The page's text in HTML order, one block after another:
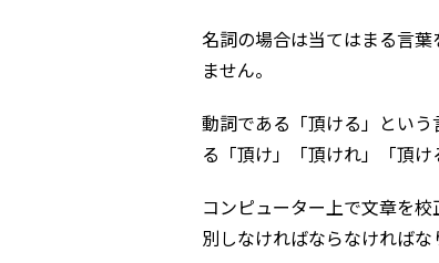
名詞の場合は当てはまる言
ません。
動詞である「頂ける」とい
る「頂け」「頂けれ」「頂け
コンピューター上で文章を
別しなければならなければな